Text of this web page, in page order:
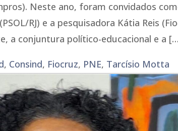
Neste ano, foram convidados
RJ) e a pesquisadora Kátia Reis
a conjuntura político-educacional e a
, Consind, Fiocruz, PNE, Tarcísio Motta